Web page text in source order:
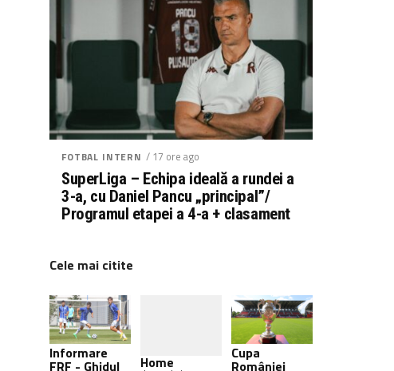
FOTBAL INTERN / 17 ore ago
SuperLiga – Echipa ideală a rundei a
3-a, cu Daniel Pancu „principal”/
Programul etapei a 4-a + clasament
Cele mai citite
Informare
FRF - Ghidul Home
Cupa
României